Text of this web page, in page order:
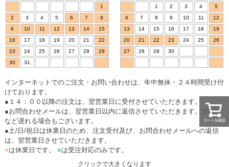
カートを確認
1
2
3 4 5 6 7
8
9
10 11 12 13 14
15
16
17 18 19 20 21
22
23
24 25 26 27 28
29
30
31
1
2 3 4
5
6
7 8 9 10 11
12
13
14 15 16 17 18
19
20
21 22 23 24 25
26
27
28 29 30
インターネットでのご注文・お問い合わせは、年中無休・２４時間受け付
けております。
●１４：００以降の注文は、翌営業日に受付させていただきます。
●お問合わせメールは、翌営業日以内に返信させていただきます。混雑時
など遅れる場合もございます。
●土/日/祝日は休業日のため、注文受付及び、お問合わせメールへの返信
は、翌営業日させていただきます。
■は休業日です。 ■は受注対応のみです。
クリックで大きくなります